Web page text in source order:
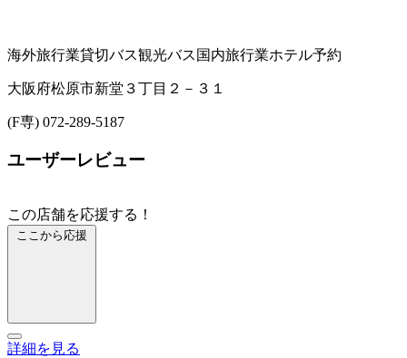
海外旅行業貸切バス観光バス 国内旅行業ホテル予約
大阪府松原市新堂３丁目２－３１
(F専) 072-289-5187
ユーザーレビュー
この店舗を応援する！
ここから応援
詳細を見る